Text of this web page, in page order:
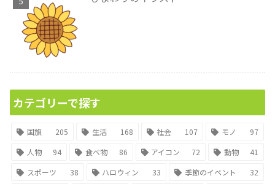
カテゴリーで探す
国旗 205 生活 168 社会 107 モノ
97
人物
94 食べ物 86 アイコン 72 動物
41
スポーツ
38 ハロウィン 33 季節のイベント
32